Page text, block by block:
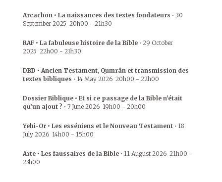
Arcachon • La naissances des textes fondateurs • 30
September 2025 20h00 - 21h30
RAF • La fabuleuse histoire de la Bible • 29 October
2025 22h00 - 23h30
DBD • Ancien Testament, Qumrân et transmission des
textes bibliques • 14 May 2026 20h00 - 22h00
Dossier Biblique • Et si ce passage de la Bible n’était
qu’un ajout ? • 7 June 2026 19h00 - 20h00
Yehi-Or • Les esséniens et le Nouveau Testament • 18
July 2026 14h00 - 15h00
Arte • Les faussaires de la Bible • 11 August 2026 21h00 -
23h00